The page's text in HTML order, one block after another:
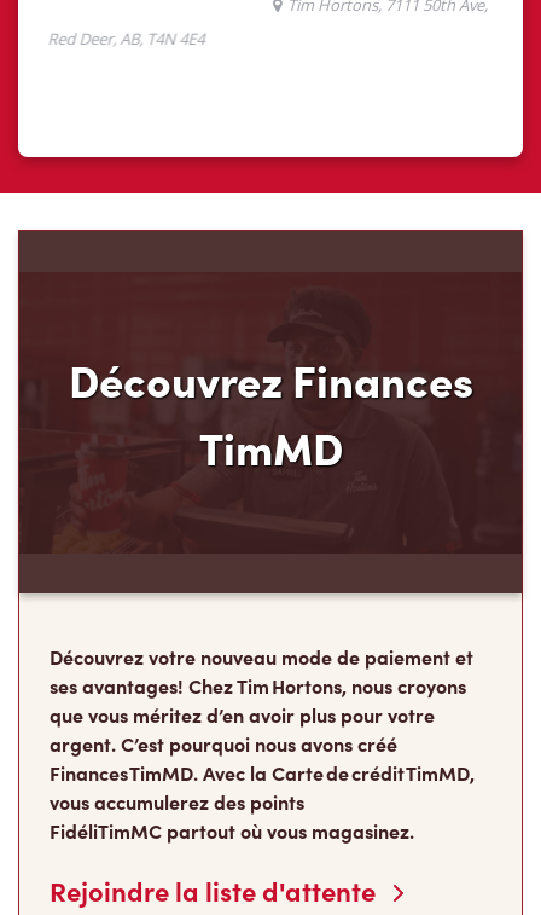
TimMD
ses avantages! Chez Tim Hortons, nous croyons
que vous méritez d’en avoir plus pour votre
argent. C’est pourquoi nous avons créé
Finances TimMD. Avec la Carte de crédit TimMD,
vous accumulerez des points
FidéliTimMC partout où vous magasinez.
Rejoindre la liste d'attente